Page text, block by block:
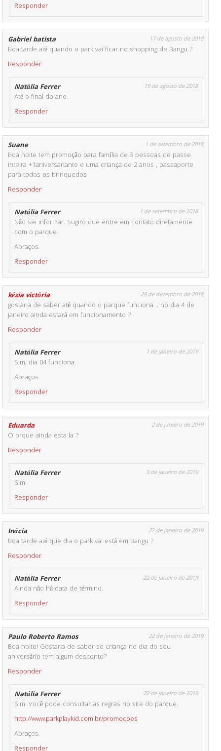
Responder
Gabriel batista 17 de agosto de 2018
Boa tarde até quando o park vai ficar no shopping de Bangu ?
Responder
Natália Ferrer 19 de agosto de 2018
Até o final do ano.
Responder
Suane 1 de setembro de 2018
Boa noite tem promoção para família de 3 pessoas de passe
inteira +1aniversariante e uma criança de 2 anos , passaporte
para todos os brinquedos
Responder
Natália Ferrer 1 de setembro de 2018
Não sei informar. Sugiro que entre em contato diretamente
com o parque.
Abraços.
Responder
kézia victória 29 de dezembro de 2018
gostaria de saber até quando o parque funciona .. no dia 4 de
janeiro ainda estará em funcionamento ?
Responder
Natália Ferrer 1 de janeiro de 2019
Sim, dia 04 funciona.
Abraços.
Responder
Eduarda 2 de janeiro de 2019
O prque ainda esta la ?
Responder
Natália Ferrer 3 de janeiro de 2019
Sim.
Responder
Inácia 22 de janeiro de 2019
Boa tarde até que dia o park vai está em Bangu ?
Responder
Natália Ferrer 22 de janeiro de 2019
Ainda não há data de término.
Responder
Paulo Roberto Ramos 22 de janeiro de 2019
Boa noite! Gostaria de saber se criança no dia do seu
aniversário tem algum desconto?
Responder
Natália Ferrer 22 de janeiro de 2019
Sim. Você pode consultar as regras no site do parque.
http://www.parkplaykid.com.br/promocoes
Abraços.